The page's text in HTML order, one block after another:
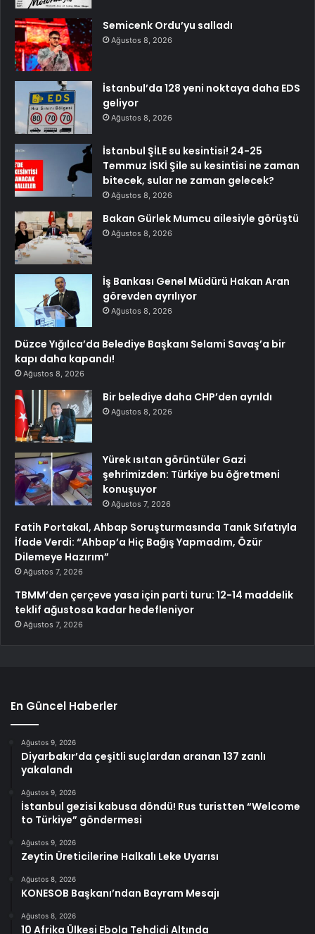
Semicenk Ordu’yu salladı
Ağustos 8, 2026
İstanbul’da 128 yeni noktaya daha EDS
geliyor
Ağustos 8, 2026
İstanbul ŞİLE su kesintisi! 24-25
Temmuz İSKİ Şile su kesintisi ne zaman
bitecek, sular ne zaman gelecek?
Ağustos 8, 2026
Bakan Gürlek Mumcu ailesiyle görüştü
Ağustos 8, 2026
İş Bankası Genel Müdürü Hakan Aran
görevden ayrılıyor
Ağustos 8, 2026
Düzce Yığılca’da Belediye Başkanı Selami Savaş’a bir
kapı daha kapandı!
Ağustos 8, 2026
Bir belediye daha CHP’den ayrıldı
Ağustos 8, 2026
Yürek ısıtan görüntüler Gazi
şehrimizden: Türkiye bu öğretmeni
konuşuyor
Ağustos 7, 2026
Fatih Portakal, Ahbap Soruşturmasında Tanık Sıfatıyla
İfade Verdi: “Ahbap’a Hiç Bağış Yapmadım, Özür
Dilemeye Hazırım”
Ağustos 7, 2026
TBMM’den çerçeve yasa için parti turu: 12-14 maddelik
teklif ağustosa kadar hedefleniyor
Ağustos 7, 2026
En Güncel Haberler
Ağustos 9, 2026
Diyarbakır’da çeşitli suçlardan aranan 137 zanlı
yakalandı
Ağustos 9, 2026
İstanbul gezisi kabusa döndü! Rus turistten “Welcome
to Türkiye” göndermesi
Ağustos 9, 2026
Zeytin Üreticilerine Halkalı Leke Uyarısı
Ağustos 8, 2026
KONESOB Başkanı’ndan Bayram Mesajı
Ağustos 8, 2026
10 Afrika Ülkesi Ebola Tehdidi Altında